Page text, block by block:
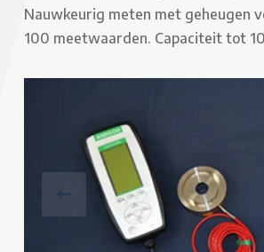
Nauwkeurig meten met geheugen
100 meetwaarden. Capaciteit tot